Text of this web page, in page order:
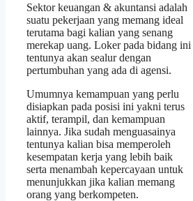
Sektor keuangan & akuntansi adalah
suatu pekerjaan yang memang ideal
terutama bagi kalian yang senang
merekap uang. Loker pada bidang ini
tentunya akan sealur dengan
pertumbuhan yang ada di agensi.
Umumnya kemampuan yang perlu
disiapkan pada posisi ini yakni terus
aktif, terampil, dan kemampuan
lainnya. Jika sudah menguasainya
tentunya kalian bisa memperoleh
kesempatan kerja yang lebih baik
serta menambah kepercayaan untuk
menunjukkan jika kalian memang
orang yang berkompeten.